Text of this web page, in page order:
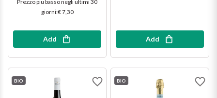
Champagne wines
Burgundy wines
Bordeaux wines
See all
Prezzo piu basso negli ultimi 30
giorni:€ 7,30
Add Add
BIO BIO